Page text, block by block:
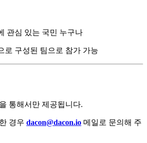
관심 있는 국민 누구나
로 구성된 팀으로 참가 가능
통해서만 제공됩니다.
경우 dacon@dacon.io 메일로 문의해 주